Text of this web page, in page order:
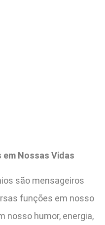
Nossas Vidas
são mensageiros
funções em nosso
nosso humor, energia,